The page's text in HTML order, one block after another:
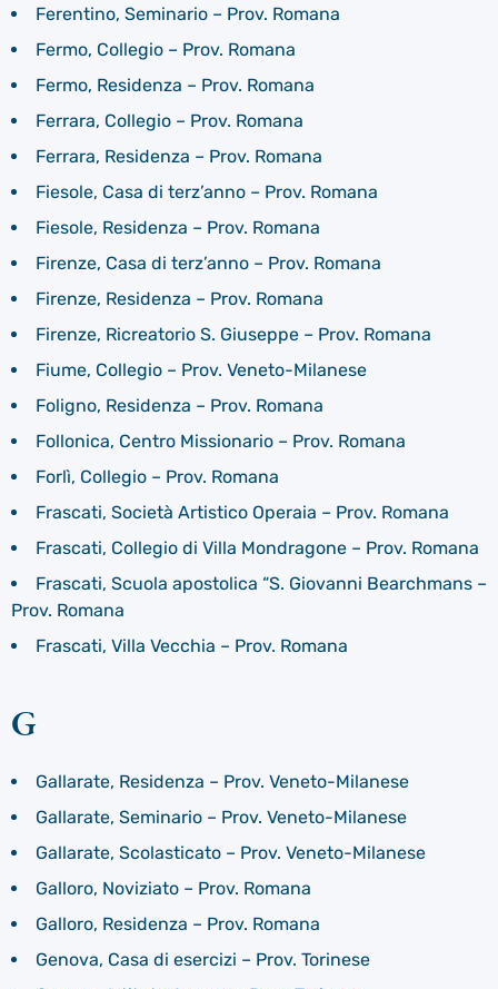
Ferentino, Seminario – Prov. Romana
Fermo, Collegio – Prov. Romana
Fermo, Residenza – Prov. Romana
Ferrara, Collegio – Prov. Romana
Ferrara, Residenza – Prov. Romana
Fiesole, Casa di terz’anno – Prov. Romana
Fiesole, Residenza – Prov. Romana
Firenze, Casa di terz’anno – Prov. Romana
Firenze, Residenza – Prov. Romana
Firenze, Ricreatorio S. Giuseppe – Prov. Romana
Fiume, Collegio – Prov. Veneto-Milanese
Foligno, Residenza – Prov. Romana
Follonica, Centro Missionario – Prov. Romana
Forlì, Collegio – Prov. Romana
Frascati, Società Artistico Operaia – Prov. Romana
Frascati, Collegio di Villa Mondragone – Prov. Romana
Frascati, Scuola apostolica “S. Giovanni Bearchmans –
Prov. Romana
Frascati, Villa Vecchia – Prov. Romana
G
Gallarate, Residenza – Prov. Veneto-Milanese
Gallarate, Seminario – Prov. Veneto-Milanese
Gallarate, Scolasticato – Prov. Veneto-Milanese
Galloro, Noviziato – Prov. Romana
Galloro, Residenza – Prov. Romana
Genova, Casa di esercizi – Prov. Torinese